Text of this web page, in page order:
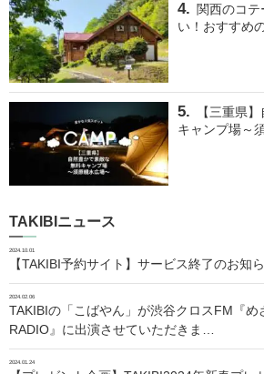
関西のコ
い！おすすめ
【三重県
キャンプ場～
TAKIBIニュース
2024.10.01
【TAKIBI予約サイト】サービス終了のお知
2024.02.06
TAKIBIの「こばやん」が渋谷クロスFM『め
RADIO』に出演させていただきま…
2024.01.24